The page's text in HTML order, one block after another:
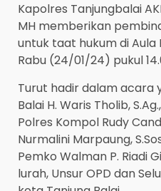
Kapolres Tanjungbalai
MH memberikan
untuk taat hukum di Aula
Rabu (24/01/24) pukul
Turut hadir dalam acara
Balai H. Waris Tholib,
Polres Kompol Rudy
Nurmalini Marpaung,
Pemko Walman P. Riadi
lurah, Unsur OPD dan